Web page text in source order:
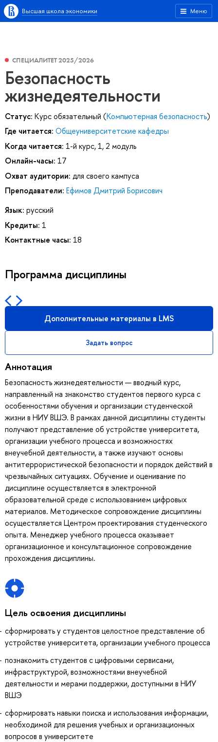
Меню
Высшая школа экономики
СПЕЦИАЛИТЕТ 2025/2026
Безопасность
жизнедеятельности
Статус: Курс обязательный (Компьютерная безопасность)
Где читается: Общеуниверситетские кафедры
Когда читается: 1-й курс, 1, 2 модуль
Онлайн-часы: 17
Охват аудитории: для своего кампуса
Преподаватели: Ефимов Дмитрий Борисович
Язык: русский
Кредиты: 1
Контактные часы: 18
Программа дисциплины
Дополнительные материалы в LMS
Задать вопрос
Аннотация
Безопасность жизнедеятельности — вводный курс,
направленный на знакомство студентов первого курса с
особенностями обучения и организации студенческой
жизни в НИУ ВШЭ. В рамках данной дисциплины студенты
получают представление об устройстве университета,
организации учебного процесса и возможностях
внеучебной деятельности, а также изучают основы
антитеррористической безопасности и порядок действий в
чрезвычайных ситуациях. Обучение и оценивание по
дисциплине осуществляется в электронной
образовательной среде с использованием цифровых
материалов. Методическое сопровождение дисциплины
осуществляется Центром проектирования студенческого
опыта. Менеджер учебного процесса оказывает
организационное и консультационное сопровождение
прохождения дисциплины.
Цель освоения дисциплины
сформировать у студентов целостное представление об
устройстве университета, организации учебного процесса
познакомить студентов с цифровыми сервисами,
инфраструктурой, возможностями внеучебной
деятельности и мерами поддержки, доступными в НИУ
ВШЭ
сформировать навыки поиска и использования информации,
необходимой для решения учебных и организационных
вопросов в университете